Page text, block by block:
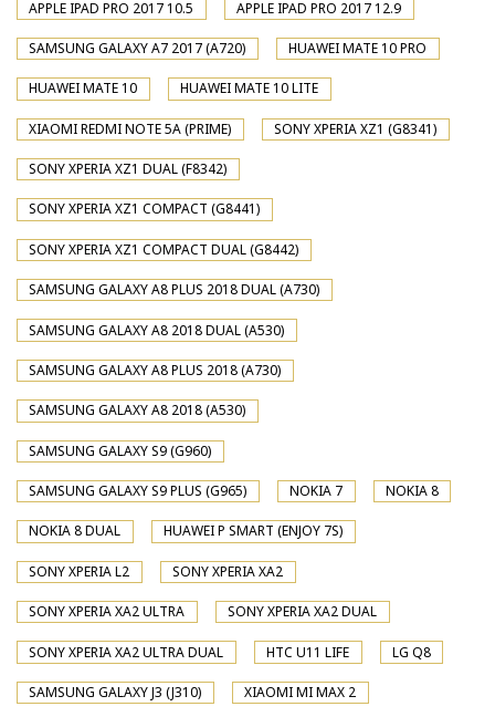
APPLE IPAD PRO 2017 10.5 APPLE IPAD PRO 2017 12.9
SAMSUNG GALAXY A7 2017 (A720) HUAWEI MATE 10 PRO
HUAWEI MATE 10 HUAWEI MATE 10 LITE
XIAOMI REDMI NOTE 5A (PRIME) SONY XPERIA XZ1 (G8341)
SONY XPERIA XZ1 DUAL (F8342)
SONY XPERIA XZ1 COMPACT (G8441)
SONY XPERIA XZ1 COMPACT DUAL (G8442)
SAMSUNG GALAXY A8 PLUS 2018 DUAL (A730)
SAMSUNG GALAXY A8 2018 DUAL (A530)
SAMSUNG GALAXY A8 PLUS 2018 (A730)
SAMSUNG GALAXY A8 2018 (A530)
SAMSUNG GALAXY S9 (G960)
SAMSUNG GALAXY S9 PLUS (G965) NOKIA 7 NOKIA 8
NOKIA 8 DUAL HUAWEI P SMART (ENJOY 7S)
SONY XPERIA L2 SONY XPERIA XA2
SONY XPERIA XA2 ULTRA SONY XPERIA XA2 DUAL
SONY XPERIA XA2 ULTRA DUAL HTC U11 LIFE LG Q8
SAMSUNG GALAXY J3 (J310) XIAOMI MI MAX 2